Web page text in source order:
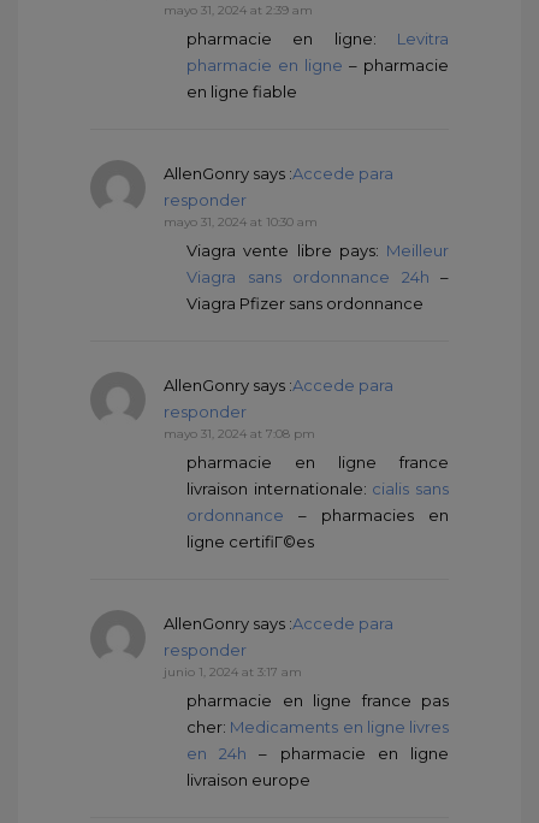
mayo 31, 2024 at 2:39 am
pharmacie en ligne: Levitra
pharmacie en ligne – pharmacie
en ligne fiable
AllenGonry says :Accede para
responder
mayo 31, 2024 at 10:30 am
Viagra vente libre pays: Meilleur
Viagra sans ordonnance 24h –
Viagra Pfizer sans ordonnance
AllenGonry says :Accede para
responder
mayo 31, 2024 at 7:08 pm
pharmacie en ligne france
livraison internationale: cialis sans
ordonnance – pharmacies en
ligne certifiГ©es
AllenGonry says :Accede para
responder
junio 1, 2024 at 3:17 am
pharmacie en ligne france pas
cher: Medicaments en ligne livres
en 24h – pharmacie en ligne
livraison europe